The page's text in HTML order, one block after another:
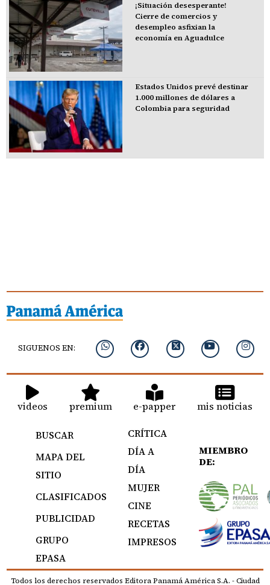
¡Situación desesperante!
Cierre de comercios y
desempleo asfixian la
economía en Aguadulce
Estados Unidos prevé destinar
1.000 millones de dólares a
Colombia para seguridad
SIGUENOS EN:
videos premium e-papper mis noticias
BUSCAR
MAPA DEL
SITIO
CLASIFICADOS
PUBLICIDAD
GRUPO
EPASA
CRÍTICA
DÍA A
DÍA
MUJER
CINE
RECETAS
IMPRESOS
MIEMBRO
DE:
Todos los derechos reservados Editora Panamá América S.A. - Ciudad